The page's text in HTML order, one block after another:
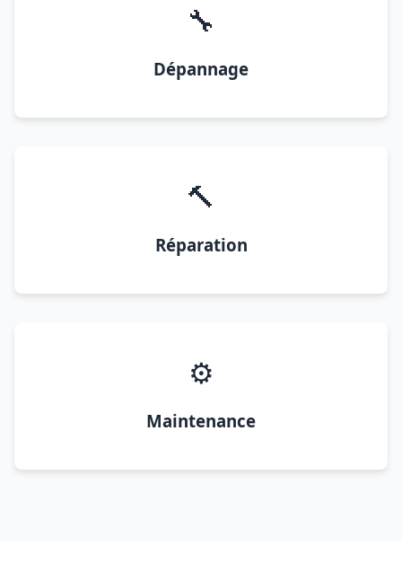
🔧
Dépannage
🔨
Réparation
⚙️
Maintenance